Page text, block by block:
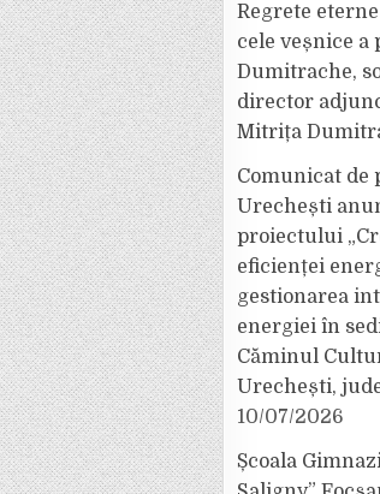
Regrete
cele veșnice
Dumitrache,
director
Mitrița
Comunicat de
Urechești
proiectului
eficienței
gestionarea
energiei în
Căminul
Urechești,
10/07/2026
Școala